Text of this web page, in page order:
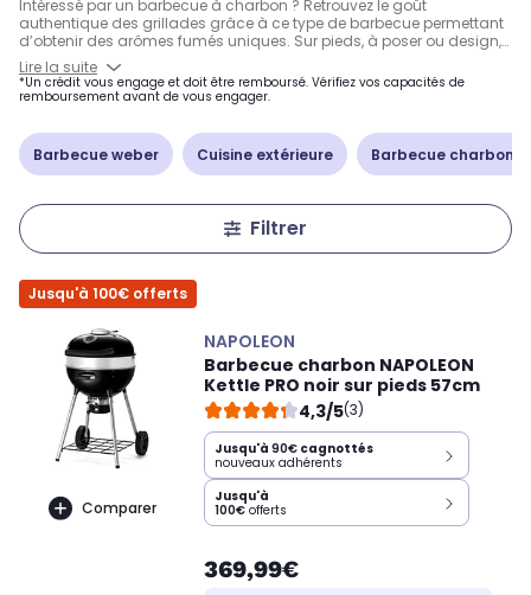
Intéressé par un barbecue à charbon ? Retrouvez le goût
authentique des grillades grâce à ce type de barbecue permettant
d’obtenir des arômes fumés uniques. Sur pieds, à poser ou design,
choisissez le modèle de barbecue à charbon adapté à vos envies
parmi les marques reconnues comme Weber ou Napoleon. La
plupart de ces barbecues à charbon offrent une cuisson idéale
l’infrarouge.
Lire la suite
*Un crédit vous engage et doit être remboursé. Vérifiez vos capacités de
remboursement avant de vous engager.
Barbecue weber Cuisine extérieure Barbecue charbon
Filtrer
Jusqu'à 100€ offerts
Comparer
NAPOLEON
Barbecue charbon NAPOLEON
Kettle PRO noir sur pieds 57cm
4,3/5(3)
Jusqu'à 90€ cagnottés
nouveaux adhérents
Jusqu'à
100€ offerts
369,99€